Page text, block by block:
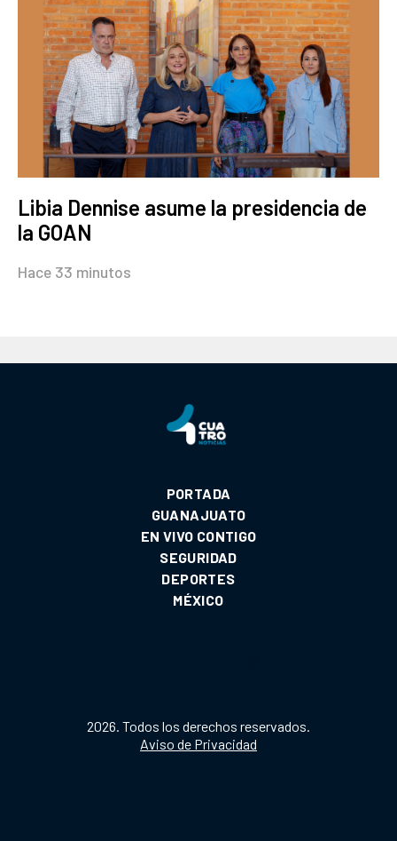
Libia Dennise asume la presidencia de
la GOAN
Hace 33 minutos
PORTADA
GUANAJUATO
EN VIVO CONTIGO
SEGURIDAD
DEPORTES
MÉXICO
2026. Todos los derechos reservados.
Aviso de Privacidad